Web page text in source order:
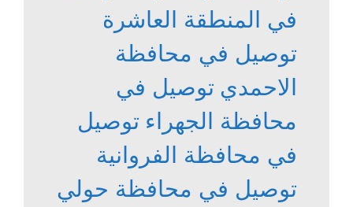
في المنطقة العاشرة
توصيل في محافظة
الاحمدي توصيل في
محافظة الجهراء توصيل
في محافظة الفروانية
توصيل في محافظة حولي